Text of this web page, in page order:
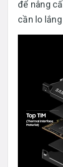
để nâng
cần lo